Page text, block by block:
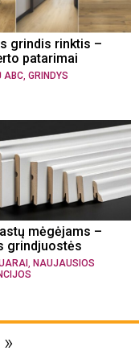
grindis rinktis –
patarimai
ABC GRINDYS
mėgėjams –
grindjuostės
, NAUJAUSIOS